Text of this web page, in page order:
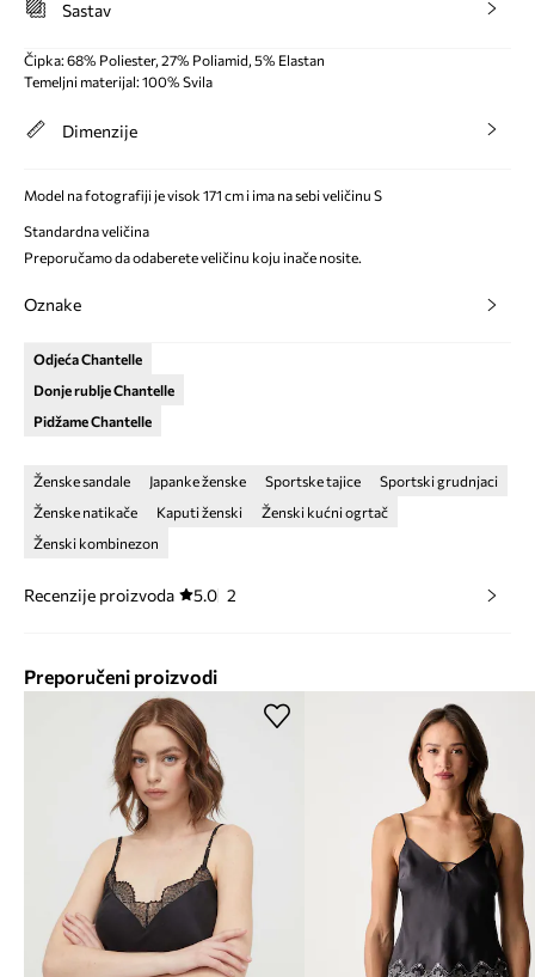
Sastav
Čipka: 68% Poliester, 27% Poliamid, 5% Elastan
Temeljni materijal: 100% Svila
Dimenzije
Model na fotografiji je visok 171 cm i ima na sebi veličinu S
Standardna veličina
Preporučamo da odaberete veličinu koju inače nosite.
Oznake
Odjeća Chantelle
Donje rublje Chantelle
Pidžame Chantelle
Ženske sandale Japanke ženske Sportske tajice
Sportski grudnjaci
Ženske natikače
Kaputi ženski
Ženski kućni ogrtač
Ženski kombinezon
Recenzije proizvoda 5.0 2
Preporučeni proizvodi